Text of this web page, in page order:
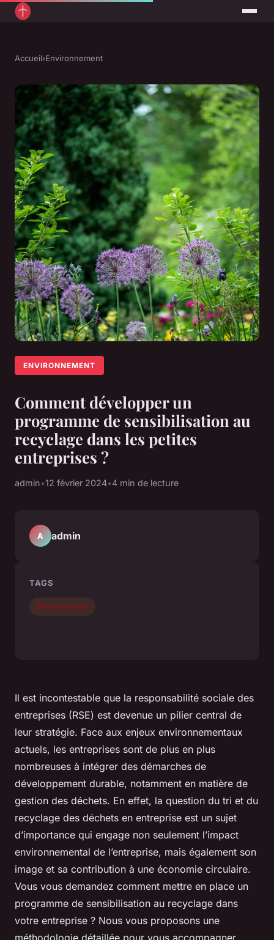
Accueil›Environnement
ENVIRONNEMENT
Comment développer un
programme de sensibilisation au
recyclage dans les petites
entreprises ?
admin•12 février 2024•4 min de lecture
Il est incontestable que la responsabilité sociale des
entreprises (RSE) est devenue un pilier central de
leur stratégie. Face aux enjeux environnementaux
actuels, les entreprises sont de plus en plus
nombreuses à intégrer des démarches de
développement durable, notamment en matière de
gestion des déchets. En effet, la question du tri et du
recyclage des déchets en entreprise est un sujet
d’importance qui engage non seulement l’impact
environnemental de l’entreprise, mais également son
image et sa contribution à une économie circulaire.
Vous vous demandez comment mettre en place un
programme de sensibilisation au recyclage dans
votre entreprise ? Nous vous proposons une
méthodologie détaillée pour vous accompagner
A admin
TAGS
Environnement